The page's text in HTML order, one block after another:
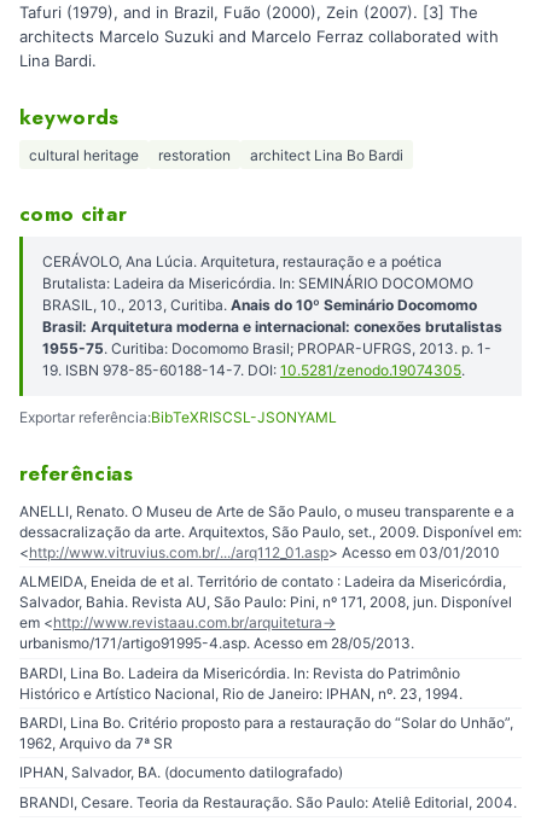
Tafuri (1979), and in Brazil, Fuão (2000), Zein (2007). [3] The
architects Marcelo Suzuki and Marcelo Ferraz collaborated with
Lina Bardi.
keywords
cultural heritage restoration architect Lina Bo Bardi
como citar
CERÁVOLO, Ana Lúcia. Arquitetura, restauração e a poética
Brutalista: Ladeira da Misericórdia. In: SEMINÁRIO DOCOMOMO
BRASIL, 10., 2013, Curitiba. Anais do 10º Seminário Docomomo
Brasil: Arquitetura moderna e internacional: conexões brutalistas
1955-75. Curitiba: Docomomo Brasil; PROPAR-UFRGS, 2013. p. 1-
19. ISBN 978-85-60188-14-7. DOI: 10.5281/zenodo.19074305.
Exportar referência:BibTeXRISCSL-JSONYAML
referências
ANELLI, Renato. O Museu de Arte de São Paulo, o museu transparente e a
dessacralização da arte. Arquitextos, São Paulo, set., 2009. Disponível em:
<http://www.vitruvius.com.br/.../arq112_01.asp> Acesso em 03/01/2010
ALMEIDA, Eneida de et al. Território de contato : Ladeira da Misericórdia,
Salvador, Bahia. Revista AU, São Paulo: Pini, nº 171, 2008, jun. Disponível
em <http://www.revistaau.com.br/arquitetura-
urbanismo/171/artigo91995-4.asp. Acesso em 28/05/2013.
BARDI, Lina Bo. Ladeira da Misericórdia. In: Revista do Patrimônio
Histórico e Artístico Nacional, Rio de Janeiro: IPHAN, nº. 23, 1994.
BARDI, Lina Bo. Critério proposto para a restauração do “Solar do Unhão”,
1962, Arquivo da 7ª SR
IPHAN, Salvador, BA. (documento datilografado)
BRANDI, Cesare. Teoria da Restauração. São Paulo: Ateliê Editorial, 2004.